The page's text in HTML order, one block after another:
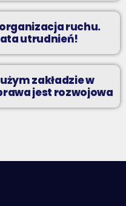
ruchu.
utrudnień!
zakładzie w
jest rozwojowa